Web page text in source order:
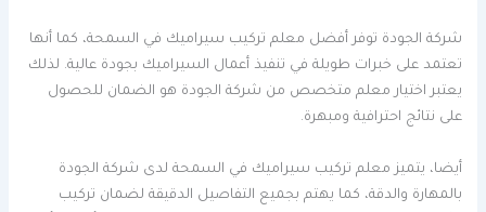
شركة الجودة توفر أفضل معلم تركيب سيراميك في السمحة، كما أنها
تعتمد على خبرات طويلة في تنفيذ أعمال السيراميك بجودة عالية. لذلك
يعتبر اختيار معلم متخصص من شركة الجودة هو الضمان للحصول
على نتائج احترافية ومبهرة.
أيضا، يتميز معلم تركيب سيراميك في السمحة لدى شركة الجودة
بالمهارة والدقة، كما يهتم بجميع التفاصيل الدقيقة لضمان تركيب